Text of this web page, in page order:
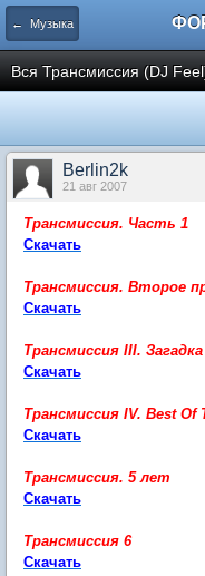
← Музыка
Вся Трансмиссия (DJ
Berlin2k
21 авг 2007
Трансмиссия. Часть 1
Скачать
Трансмиссия. Второе
Скачать
Трансмиссия III.
Скачать
Трансмиссия IV. Best Of
Скачать
Трансмиссия. 5 лет
Скачать
Трансмиссия 6
Скачать